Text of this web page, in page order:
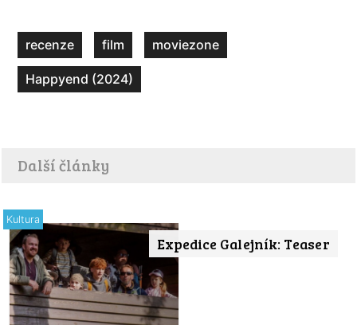
recenze film moviezone
Happyend (2024)
Další články
Expedice Galejník: Teaser
Kultura